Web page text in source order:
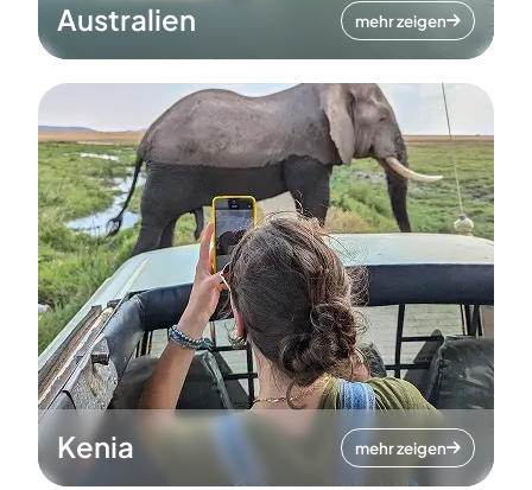
Australien mehr zeigen
Kenia mehr zeigen